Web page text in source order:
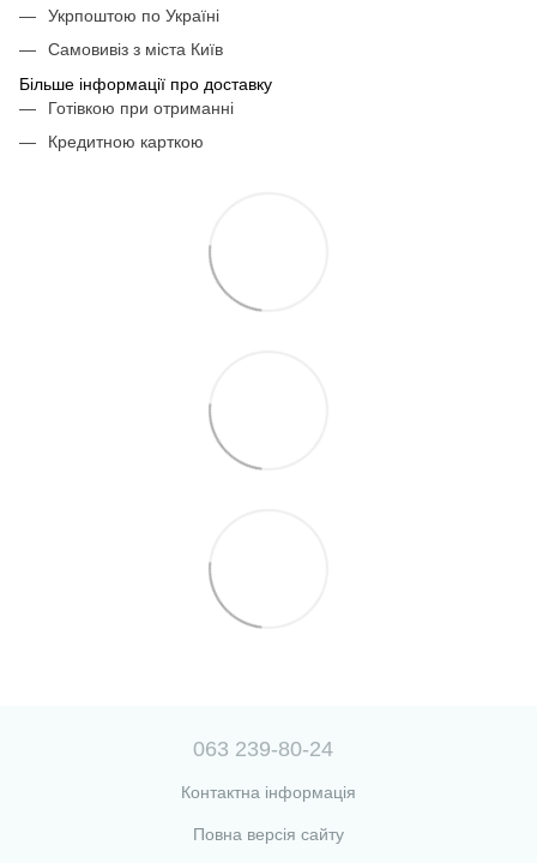
Укрпоштою по Україні
Самовивіз з міста Київ
Більше інформації про доставку
Готівкою при отриманні
Кредитною карткою
063 239-80-24
Контактна інформація
Повна версія сайту